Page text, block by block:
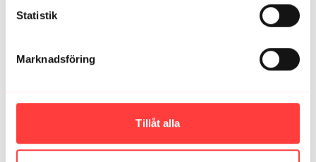
Statistik
Marknadsföring
Tillåt alla